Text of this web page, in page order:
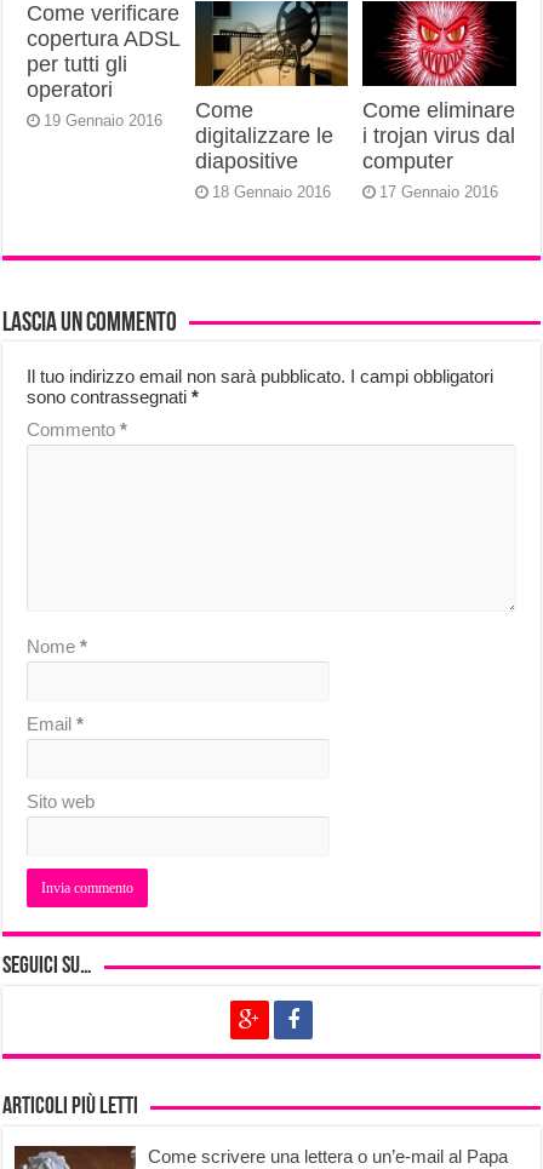
Come verificare
copertura ADSL
per tutti gli
operatori
19 Gennaio 2016
Come
digitalizzare le
diapositive
18 Gennaio 2016
Come eliminare
i trojan virus dal
computer
17 Gennaio 2016
Lascia un commento
Il tuo indirizzo email non sarà pubblicato. I campi obbligatori
sono contrassegnati*
Commento*
Nome*
Email*
Sito web
Seguici su…
Articoli più letti
Come scrivere una lettera o un’e-mail al Papa